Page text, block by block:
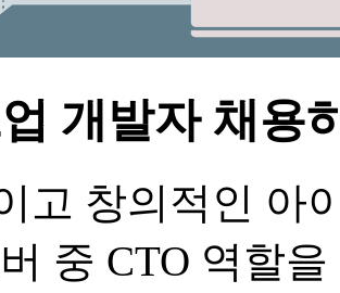
개발자 채용
고 창의적인 아
중 CTO 역할